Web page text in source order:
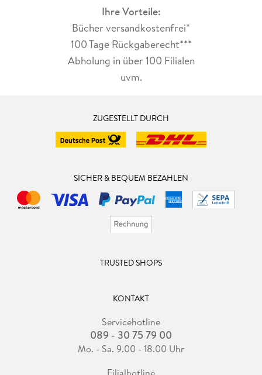
Ihre Vorteile:
Bücher versandkostenfrei*
100 Tage Rückgaberecht***
Abholung in über 100 Filialen
uvm.
ZUGESTELLT DURCH
SICHER & BEQUEM BEZAHLEN
TRUSTED SHOPS
KONTAKT
Servicehotline
089 - 30 75 79 00
Mo. - Sa. 9.00 - 18.00 Uhr